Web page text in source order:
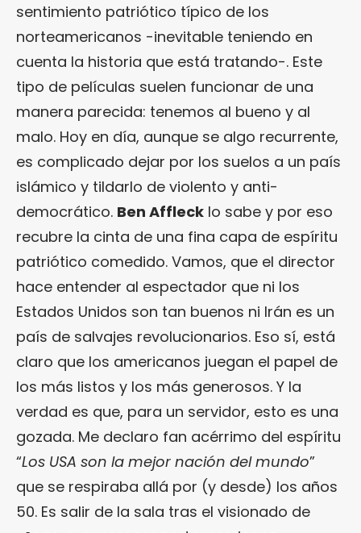
sentimiento patriótico típico de los
norteamericanos -inevitable teniendo en
cuenta la historia que está tratando-. Este
tipo de películas suelen funcionar de una
manera parecida: tenemos al bueno y al
malo. Hoy en día, aunque se algo recurrente,
es complicado dejar por los suelos a un país
islámico y tildarlo de violento y anti-
democrático. Ben Affleck lo sabe y por eso
recubre la cinta de una fina capa de espíritu
patriótico comedido. Vamos, que el director
hace entender al espectador que ni los
Estados Unidos son tan buenos ni Irán es un
país de salvajes revolucionarios. Eso sí, está
claro que los americanos juegan el papel de
los más listos y los más generosos. Y la
verdad es que, para un servidor, esto es una
gozada. Me declaro fan acérrimo del espíritu
“Los USA son la mejor nación del mundo”
que se respiraba allá por (y desde) los años
50. Es salir de la sala tras el visionado de